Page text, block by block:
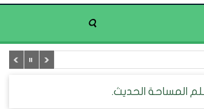
المساحة الحديث.